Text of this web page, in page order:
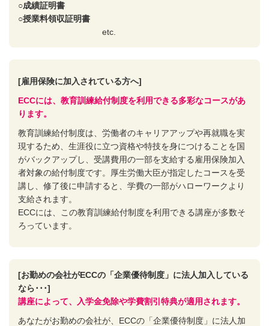
○成績証明書
○授業料領収証明書
etc.
[雇用保険に加入されている方へ]
ECCには、教育訓練給付制度を利用できる多彩なコースがあ
ります。
教育訓練給付制度は、労働者のキャリアアップや再就職を実
現するため、生涯役に立つ資格や特技を身につけることを国
がバックアップし、受講費用の一部を支給する雇用保険加入
者対象の給付制度です。厚生労働大臣が指定したコースを受
講し、修了後に申請すると、学費の一部がハローワークより
支給されます。
ECCには、この教育訓練給付制度を利用できる講座が多数そ
ろっています。
[お勤めの会社がECCの「企業優待制度」に法人加入している
なら･･･]
講座によって、入学金免除や学費割引特典が適用されます。
あなたがお勤めの会社が、ECCの「企業優待制度」に法人加